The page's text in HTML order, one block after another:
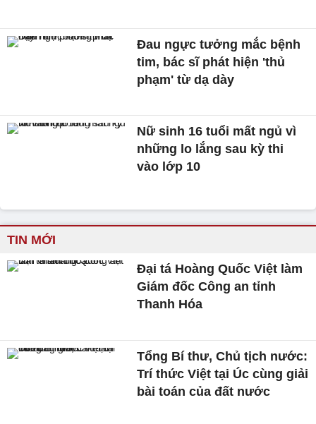
Đau ngực tưởng mắc bệnh
tim, bác sĩ phát hiện 'thủ
phạm' từ dạ dày
Nữ sinh 16 tuổi mất ngủ vì
những lo lắng sau kỳ thi
vào lớp 10
TIN MỚI
Đại tá Hoàng Quốc Việt làm
Giám đốc Công an tỉnh
Thanh Hóa
Tổng Bí thư, Chủ tịch nước:
Trí thức Việt tại Úc cùng giải
bài toán của đất nước